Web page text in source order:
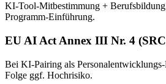
KI-Tool-Mitbestimmung +
Programm-Einführung.
EU AI Act Annex III Nr. 4
Bei KI-Pairing als
Folge ggf. Hochrisiko.